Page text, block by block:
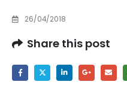
26/04/2018
Share this post